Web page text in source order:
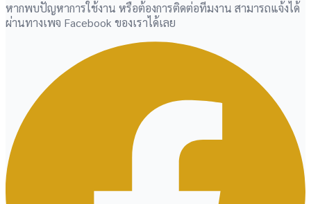
หากพบปัญหาการใช้งาน หรือต้องการติดต่อทีมงาน สามารถแจ้งได้
ผ่านทางเพจ Facebook ของเราได้เลย